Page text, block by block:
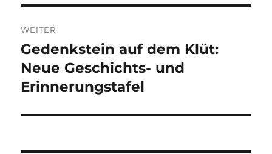
WEITER
Nächster
Beitrag:
Gedenkstein auf dem Klüt:
Neue Geschichts- und
Erinnerungstafel